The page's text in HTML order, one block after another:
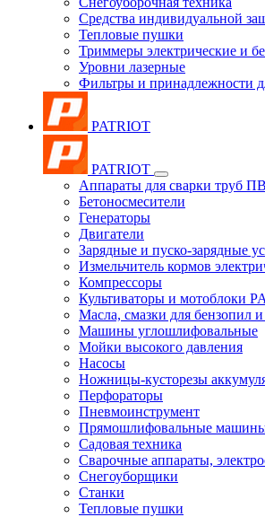
Средства индивидуальной
Тепловые пушки
Триммеры электрические и
Уровни лазерные
Фильтры и принадлежности
PATRIOT
PATRIOT
Аппараты для сварки труб
Бетоносмесители
Генераторы
Двигатели
Зарядные и пуско-зарядные
Измельчитель кормов
Компрессоры
Культиваторы и мотоблоки
Масла, смазки для бензопил и
Машины углошлифовальные
Мойки высокого давления
Насосы
Ножницы-кусторезы
Перфораторы
Пневмоинструмент
Прямошлифовальные
Садовая техника
Сварочные аппараты,
Снегоуборщики
Станки
Тепловые пушки